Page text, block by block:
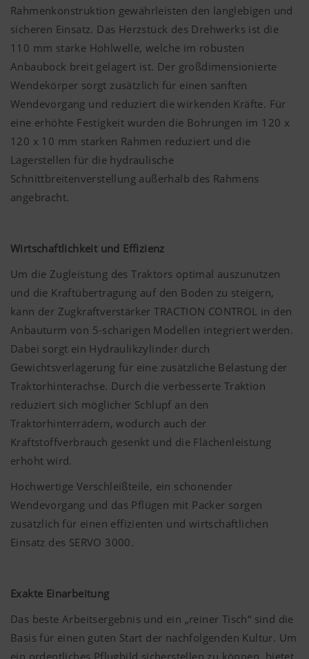
Rahmenkonstruktion gewährleisten den langlebigen und
sicheren Einsatz. Das Herzstück des Drehwerks ist die
110 mm starke Hohlwelle, welche im robusten
Anbaubock breit gelagert ist. Der großdimensionierte
Wendekörper sorgt zusätzlich für einen sanften
Wendevorgang und reduziert die wirkenden Kräfte. Für
eine erhöhte Festigkeit wurden die Bohrungen im 120 x
120 x 10 mm starken Rahmen reduziert und die
Lagerstellen für die hydraulische
Schnittbreitenverstellung außerhalb des Rahmens
angebracht.
Wirtschaftlichkeit und Effizienz
Um die Zugleistung des Traktors optimal auszunutzen
und die Kraftübertragung auf den Boden zu steigern,
kann der Zugkraftverstärker TRACTION CONTROL in den
Anbauturm von 5-scharigen Modellen integriert werden.
Dabei sorgt ein Hydraulikzylinder durch
Gewichtsverlagerung für eine zusätzliche Belastung der
Traktorhinterachse. Durch die verbesserte Traktion
reduziert sich möglicher Schlupf an den
Traktorhinterrädern, wodurch auch der
Kraftstoffverbrauch gesenkt und die Flächenleistung
erhöht wird.
Hochwertige Verschleißteile, ein schonender
Wendevorgang und das Pflügen mit Packer sorgen
zusätzlich für einen effizienten und wirtschaftlichen
Einsatz des SERVO 3000.
Exakte Einarbeitung
Das beste Arbeitsergebnis und ein „reiner Tisch“ sind die
Basis für einen guten Start der nachfolgenden Kultur. Um